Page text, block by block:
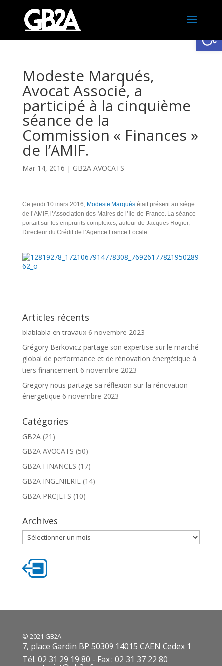
Modeste Marqués,
Avocat Associé, a
participé à la cinquième
séance de la
Commission « Finances »
de l’AMIF.
Mar 14, 2016 | GB2A AVOCATS
Ce jeudi 10 mars 2016, Modeste Marquésétait présent au siège
de l’AMIF, l’Association des Maires de l’Ile-de-France. La séance
portait sur les emprunts complexes, autour de Jacques Rogier,
Directeur du Crédit de l’Agence France Locale.
Articles récents
blablabla en travaux 6 novembre 2023
Grégory Berkovicz partage son expertise sur le marché
global de performance et de rénovation énergétique à
tiers financement 6 novembre 2023
Gregory nous partage sa réflexion sur la rénovation
énergetique 6 novembre 2023
Catégories
GB2A(21)
GB2A AVOCATS (50)
GB2A FINANCES (17)
GB2A INGENIERIE(14)
GB2A PROJETS (10)
Archives
Archives
© 2021 GB2A
7, place Gardin BP 50309 14015 CAEN Cedex 1
Tél. 02 31 29 19 80 - Fax : 02 31 37 22 80